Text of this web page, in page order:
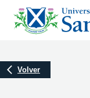
Volver